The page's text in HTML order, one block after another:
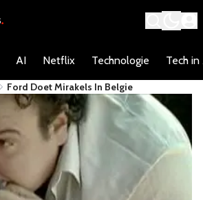
AI Netflix Technologie Tech in
Ford Doet Mirakels In Belgie